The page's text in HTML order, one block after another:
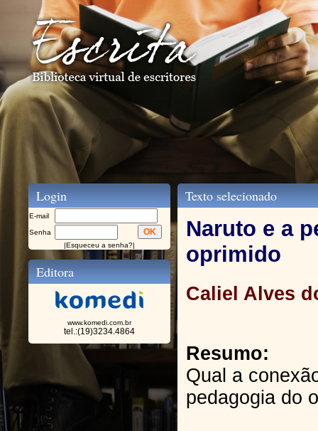
Login
E-mail
Senha
|Esqueceu a senha?|
Editora
www.komedi.com.br
tel.:(19)3234.4864
Texto selecionado
Naruto e a
oprimido
Caliel Alves
Resumo:
Qual a
pedagogia do